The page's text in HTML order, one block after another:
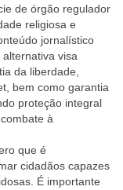
de órgão regulador
religiosa e
jornalístico
visa
da liberdade,
bem como garantia
proteção integral
à
que é
cidadãos capazes
É importante